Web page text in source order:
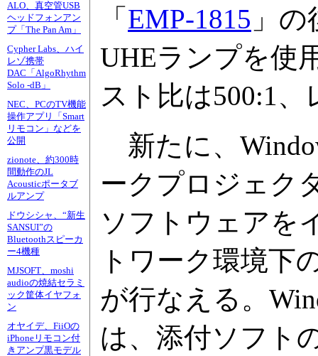
ALO、真空管USB
ヘッドフォンアン
プ「The Pan Am」
Cypher Labs、ハイ
レゾ携帯
DAC「AlgoRhythm
Solo -dB」
NEC、PCのTV機能
操作アプリ「Smart
リモコン」などを
公開
zionote、約300時
間動作のJL
Acousticポータブ
ルアンプ
ドウシシャ、“新生
SANSUI”の
Bluetoothスピーカ
ー4機種
MJSOFT、moshi
audioの焼結セラミ
ック筐体イヤフォ
ン
オヤイデ、FiiOの
iPhoneリモコン付
きアンプ黒モデル
「 EMP-1815 」
UHEランプを使
スト比は500:1
新たに、
ークプロジェク
ソフトウェアを
トワーク環境下
が行なえる。
は、添付ソフト